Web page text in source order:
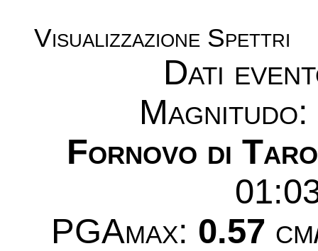
Visualizzazione Spettri
Dati
Magnitudo:
Fornovo di
PGAmax: 0.57